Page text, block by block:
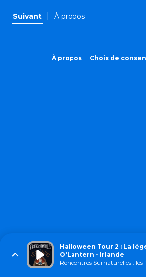
Suivant À propos
À propos Choix de
Halloween Tour 2 : La légende de Jack
O'Lantern - Irlande